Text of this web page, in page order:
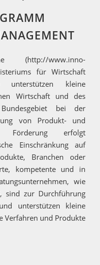
(http://www.inno-
für Wirtschaft
unterstützen kleine
Wirtschaft und des
bei der
von Produkt- und
Förderung erfolgt
Einschränkung auf
Branchen oder
kompetente und in
wie
sind zur Durchführung
unterstützen kleine
Verfahren und Produkte